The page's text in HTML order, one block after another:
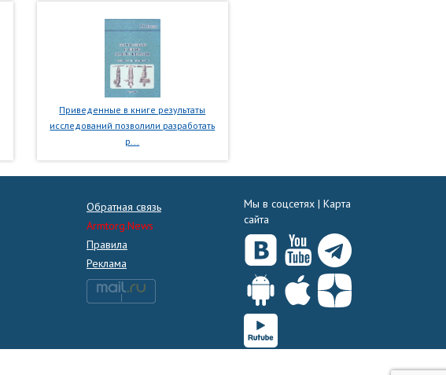
Приведенные в книге результаты
исследований позволили разработать
р...
Обратная связь
Armtorg.News
Правила
Реклама
Мы в соцсетях | Карта
сайта